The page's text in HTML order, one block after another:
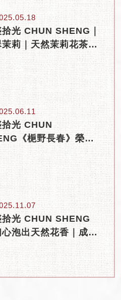
光 CHUN SHENG｜
莉｜天然茉莉花茶與
窨製的傳承
拾光 CHUN
《梔野長春》榮獲
二星風味獎｜天然花茶
肯定
拾光 CHUN SHENG
心泡出天然花香｜成為
手搖飲新指標